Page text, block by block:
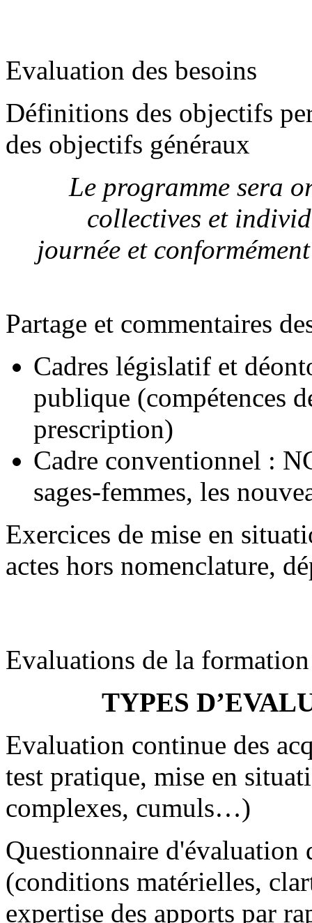
Evaluation des besoins
Définitions des objectifs
des objectifs généraux
Le programme sera
collectives et
journée et
Partage et commentaires
Cadres législatif et
publique (compétences
prescription)
Cadre conventionnel :
sages-femmes, les
Exercices de mise en
actes hors
Evaluations de la
TYPES
Evaluation continue des
test pratique, mise en
complexes, cumuls…)
Questionnaire d'évaluation
(conditions matérielles,
expertise des apports par